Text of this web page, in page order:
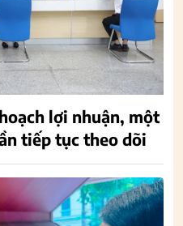
lợi nhuận, một
tiếp tục theo dõi